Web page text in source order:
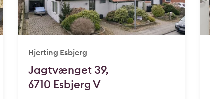
Hjerting Esbjerg
Jagtvænget 39,
6710 Esbjerg V